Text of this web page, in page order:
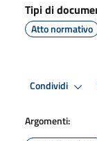
Tipi di
Atto normativo
Condividi
Argomenti: